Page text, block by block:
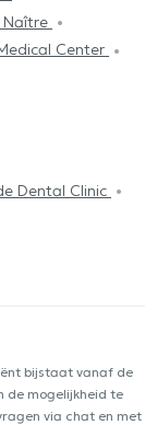
Naître
Center
Dental Clinic
bijstaat vanaf de
de mogelijkheid te
via chat en met